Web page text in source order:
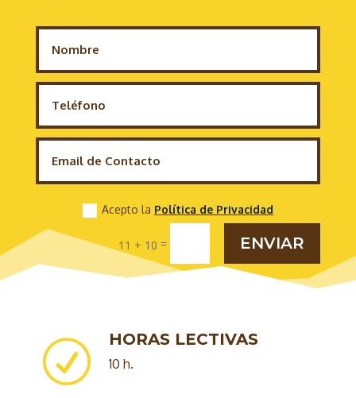
Acepto la Política de Privacidad
11 + 10 = ENVIAR
R HORAS LECTIVAS
10 h.